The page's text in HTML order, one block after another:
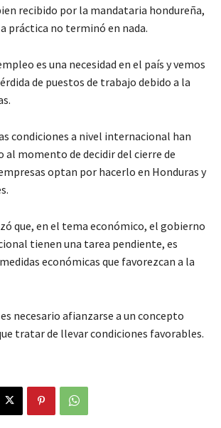
recibido por la mandataria hondureña,
práctica no terminó en nada.
es una necesidad en el país y vemos
de puestos de trabajo debido a la
condiciones a nivel internacional han
al momento de decidir del cierre de
optan por hacerlo en Honduras y
que, en el tema económico, el gobierno
tienen una tarea pendiente, es
económicas que favorezcan a la
necesario afianzarse a un concepto
tratar de llevar condiciones favorables.